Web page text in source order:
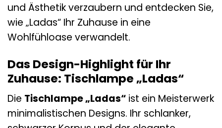
und Ästhetik verzaubern und entdecken Sie,
wie „Ladas“ Ihr Zuhause in eine
Wohlfühloase verwandelt.
Das Design-Highlight für Ihr
Zuhause: Tischlampe „Ladas“
Die Tischlampe „Ladas“ ist ein Meisterwerk
minimalistischen Designs. Ihr schlanker,